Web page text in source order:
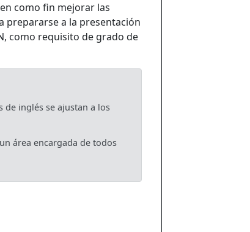
como fin mejorar las
prepararse a la presentación
como requisito de grado de
de inglés se ajustan a los
área encargada de todos